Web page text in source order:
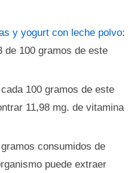
y yogurt con leche polvo:
de 100 gramos de este
100 gramos de este
11,98 mg. de vitamina
consumidos de
puede extraer